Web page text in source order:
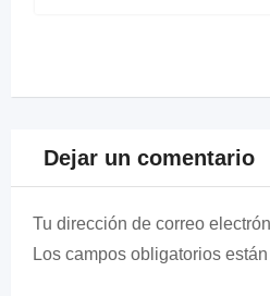
Dejar un comentario
Tu dirección de correo
Los campos obligatorios